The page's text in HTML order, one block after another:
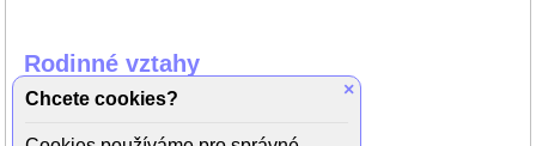
Rodinné vztahy
matkaAnna Šišková
×
Chcete cookies?